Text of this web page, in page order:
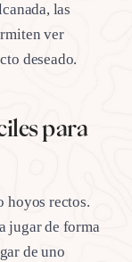
las
ver
deseado.
para
hoyos rectos.
jugar de forma
de uno